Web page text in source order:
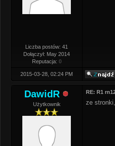
Liczba postów: 41
Dołączył: May 2014
Reputacja: 0
2015-03-28, 02:24 PM
DawidR
Użytkownik
RE: R1
ze